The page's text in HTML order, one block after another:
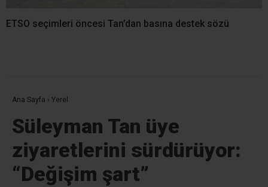
ETSO seçimleri öncesi Tan’dan basına destek sözü
Ana Sayfa › Yerel
Süleyman Tan üye
ziyaretlerini sürdürüyor:
“Değişim şart”